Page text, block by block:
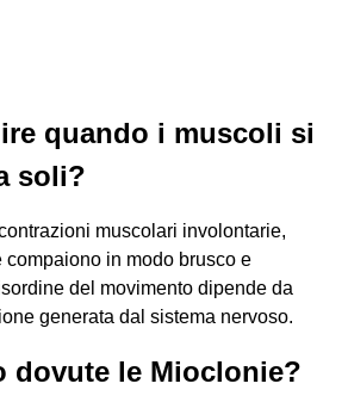
quando i muscoli si
soli?
muscolari involontarie,
compaiono in modo brusco e
del movimento dipende da
generata dal sistema nervoso.
dovute le Mioclonie?